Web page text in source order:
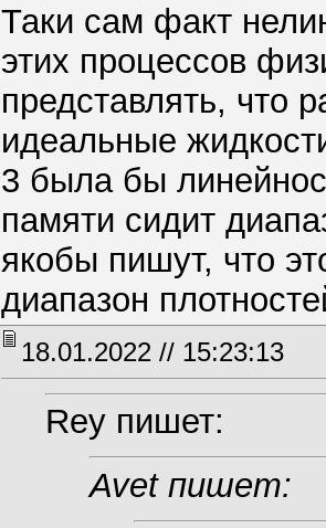
Таки сам факт
этих процессов
представлять, что
идеальные
3 была бы
памяти сидит
якобы пишут, что
диапазон
18.01.2022 // 15:23:13
Rey пишет:
Avet пишет: